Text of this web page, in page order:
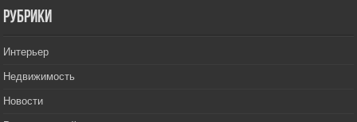
РУбрики
Интерьер
Недвижимость
Новости